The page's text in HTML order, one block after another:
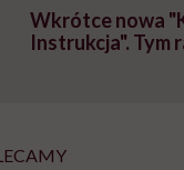
Wkrótce nowa
Instrukcja". Tym